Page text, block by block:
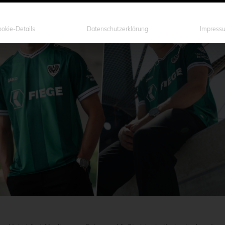
Details Datenschutzerklärung